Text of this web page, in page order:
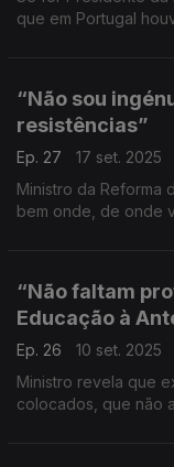
que em Portugal
“Não sou
resistências”
Ep. 27
17 set. 2025
Ministro da Reforma
bem onde, de onde
“Não faltam
Educação à
Ep. 26
10 set. 2025
Ministro revela que
colocados, que não